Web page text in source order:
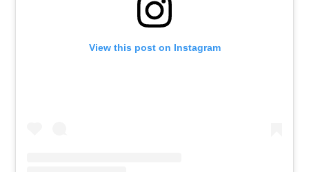
View this post on Instagram